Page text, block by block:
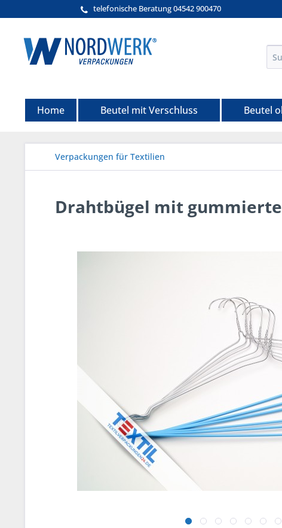
telefonische Beratung 04542 900470
Home Beutel mit Verschluss Beutel
Verpackungen für Textilien
Drahtbügel mit